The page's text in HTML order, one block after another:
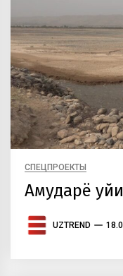
СПЕЦПРОЕКТЫ
Амударё
UZTREND